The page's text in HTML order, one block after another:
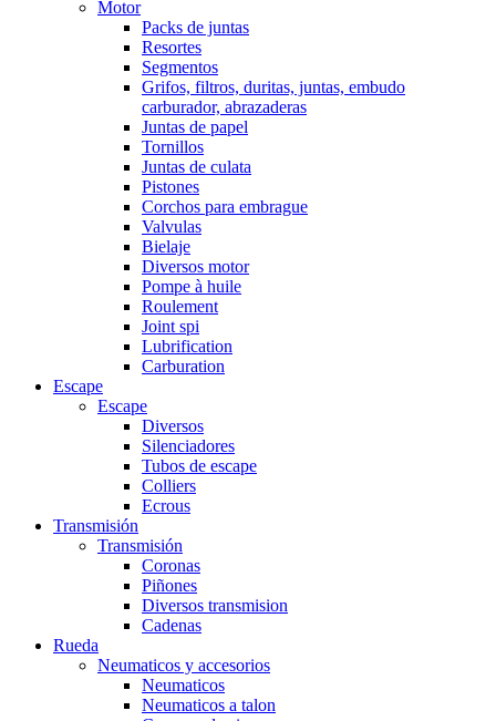
Motor
Packs de juntas
Resortes
Segmentos
Grifos, filtros, duritas, juntas, embudo
carburador, abrazaderas
Juntas de papel
Tornillos
Juntas de culata
Pistones
Corchos para embrague
Valvulas
Bielaje
Diversos motor
Pompe à huile
Roulement
Joint spi
Lubrification
Carburation
Escape
Escape
Diversos
Silenciadores
Tubos de escape
Colliers
Ecrous
Transmisión
Transmisión
Coronas
Piñones
Diversos transmision
Cadenas
Rueda
Neumaticos y accesorios
Neumaticos
Neumaticos a talon